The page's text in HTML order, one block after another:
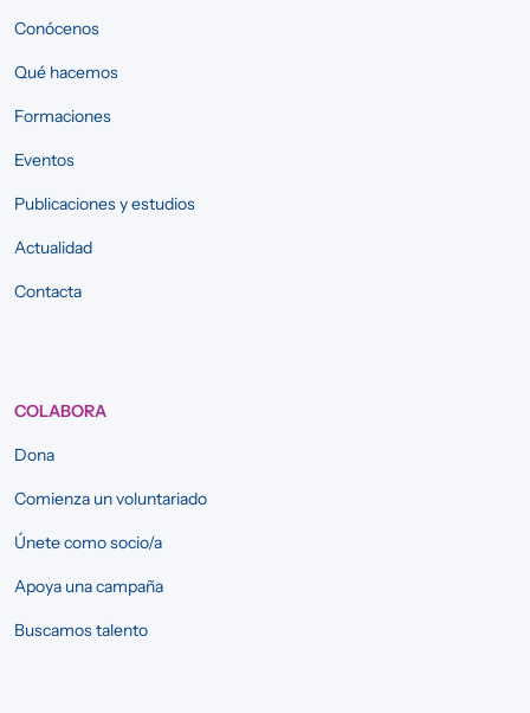
Conócenos
Qué hacemos
Formaciones
Eventos
Publicaciones y estudios
Actualidad
Contacta
COLABORA
Dona
Comienza un voluntariado
Únete como socio/a
Apoya una campaña
Buscamos talento